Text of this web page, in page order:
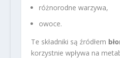
różnorodne warzywa,
owoce.
Te składniki są źródłem
korzystnie wpływa na